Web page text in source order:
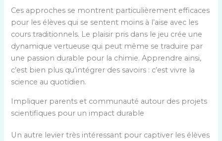
Ces approches se montrent particulièrement efficaces
pour les élèves qui se sentent moins à l’aise avec les
cours traditionnels. Le plaisir pris dans le jeu crée une
dynamique vertueuse qui peut même se traduire par
une passion durable pour la chimie. Apprendre ainsi,
c’est bien plus qu’intégrer des savoirs : c’est vivre la
science au quotidien.
Impliquer parents et communauté autour des projets
scientifiques pour un impact durable
Un autre levier très intéressant pour captiver les élèves